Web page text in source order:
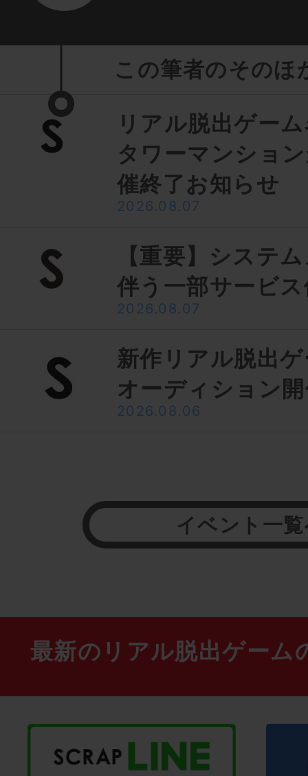
この筆者のそのほ
リアル脱出ゲー
タワーマンショ
催終了お知らせ
2026.08.07
【重要】システ
伴う一部サービ
2026.08.07
新作リアル脱出
オーディション
2026.08.06
イベント一
最新のリアル脱出ゲーム